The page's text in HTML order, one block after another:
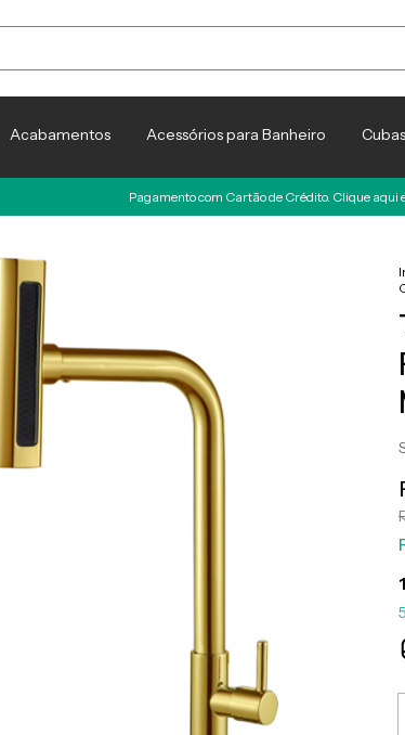
Acabamentos Acessórios para Banheiro Cubas
Pagamento com Cartão de Crédito. Clique aqui e leia nossa